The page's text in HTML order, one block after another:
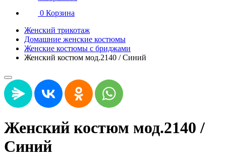
0 Корзина
Женский трикотаж
Домашние женские костюмы
Женские костюмы с бриджами
Женский костюм мод.2140 / Синий
Женский костюм мод.2140 /
Синий